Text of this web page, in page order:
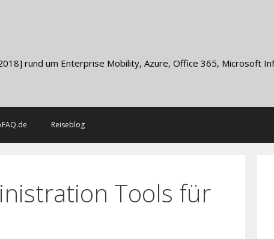
rund um Enterprise Mobility, Azure, Office 365, Microsoft
Reiseblog
Tools für